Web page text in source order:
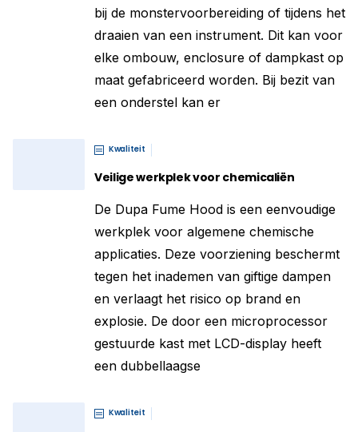
bij de monstervoorbereiding of tijdens het
draaien van een instrument. Dit kan voor
elke ombouw, enclosure of dampkast op
maat gefabriceerd worden. Bij bezit van
een onderstel kan er
Kwaliteit
Veilige werkplek voor chemicaliën
De Dupa Fume Hood is een eenvoudige
werkplek voor algemene chemische
applicaties. Deze voorziening beschermt
tegen het inademen van giftige dampen
en verlaagt het risico op brand en
explosie. De door een microprocessor
gestuurde kast met LCD-display heeft
een dubbellaagse
Kwaliteit